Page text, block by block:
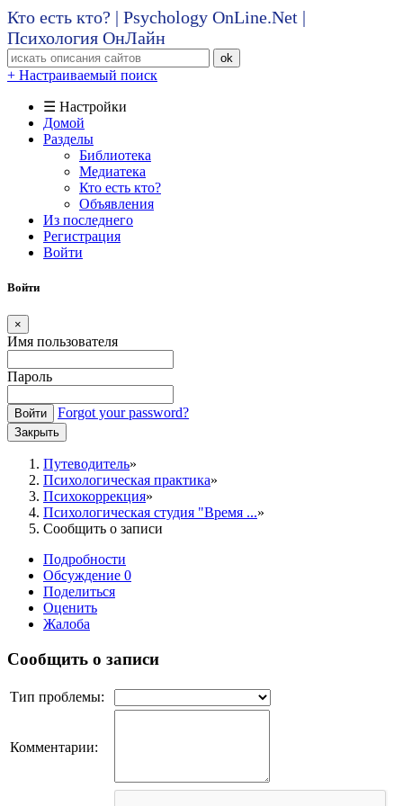
Кто есть кто? | Psychology OnLine.Net |
Психология ОнЛайн
ok
+ Настраиваемый поиск
☰ Настройки
Домой
Разделы
Библиотека
Медиатека
Кто есть кто?
Объявления
Из последнего
Регистрация
Войти
Войти
×
Имя пользователя
Пароль
Войти Forgot your password?
Закрыть
Путеводитель
Психологическая практика
Психокоррекция
Психологическая студия "Время ...
Сообщить о записи
Подробности
Обсуждение 0
Поделиться
Оценить
Жалоба
Сообщить о записи
Тип проблемы:
Комментарии: